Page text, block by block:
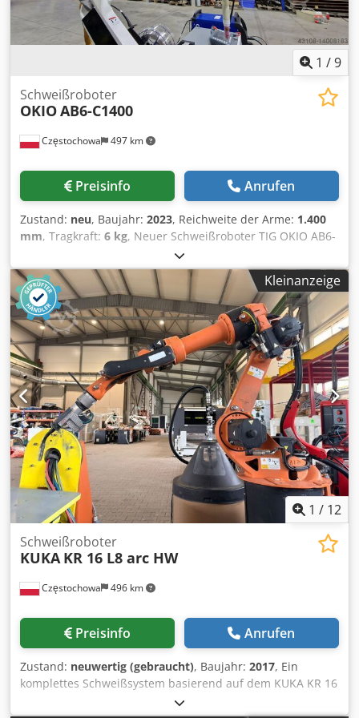
1 /9
Częstochowa 497 km
Schweißroboter
OKIOAB6-C1400
Preisinfo Anrufen
Zustand: neu, Baujahr: 2023, Reichweite der Arme: 1.400
mm, Tragkraft: 6 kg, Neuer Schweißroboter TIG OKIO AB6-
C1400 -Herkunftsland: China -Typ: AB6-C1400 -Anzahl der
Achsen: 6 -Reichweite: 1400 mm Cjdpfxeqnt N De Andjrf -
Maximale Tragfähigkeit: 6 kg -Schaltschrank -
Fernbedienung -Drahtvorschubgerät -Schweißquelle: WIG
WSM400R Kühler
Kleinanzeige
1 / 12
Częstochowa 496 km
Schweißroboter
KUKA KR 16 L8 arc HW
Preisinfo Anrufen
Zustand: neuwertig (gebraucht), Baujahr: 2017, Ein
komplettes Schweißsystem basierend auf dem KUKA KR 16
L8 Lichtbogen-Industrieroboter mit KRC4-Steuerung und